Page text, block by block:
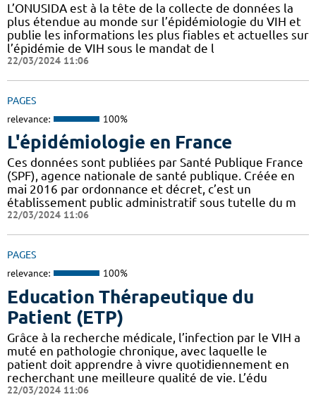
L’ONUSIDA est à la tête de la collecte de données la
plus étendue au monde sur l’épidémiologie du VIH et
publie les informations les plus fiables et actuelles sur
l’épidémie de VIH sous le mandat de l
22/03/2024 11:06
PAGES
relevance: 100%
L'épidémiologie en France
Ces données sont publiées par Santé Publique France
(SPF), agence nationale de santé publique. Créée en
mai 2016 par ordonnance et décret, c’est un
établissement public administratif sous tutelle du m
22/03/2024 11:06
PAGES
relevance: 100%
Education Thérapeutique du
Patient (ETP)
Grâce à la recherche médicale, l’infection par le VIH a
muté en pathologie chronique, avec laquelle le
patient doit apprendre à vivre quotidiennement en
recherchant une meilleure qualité de vie. L’édu
22/03/2024 11:06